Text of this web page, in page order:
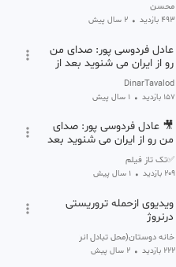
محسن
493 بازدید • 2 سال پیش
عادل فردوسی پور: صدای من
رو از ایران می شنوید بعد از
۲هزار و ۶۴ روز جدایی!DinarTavalod
157 بازدید • 1 سال پیش
🎥 عادل فردوسی پور: صدای
من رو از ایران می شنوید بعد
از ۲هزار و ۶۴ روز جدایی…
✅تک تاز فیلم
209 بازدید • 1 سال پیش
ویدیوی ازحمله تروریستی
درنروژ
خانه دوستان(محل تبادل انرژی های مثبت )
222 بازدید • 2 سال پیش